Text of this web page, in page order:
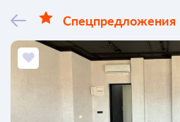
Спецпредложения